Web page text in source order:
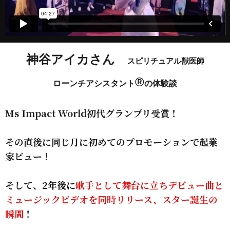
神谷アイカさん スピリチュアル獣医師
ローンチアシスタント®の体験談
Ms Impact World初代グランプリ受賞！
その直後に同じ月に初めてのプロモーションで起業
家ビュー！
そして、 2年後に歌手として舞台に立ちデビュー曲と
ミュージックビデオを同時リリース、スター誕生の
瞬間 ！